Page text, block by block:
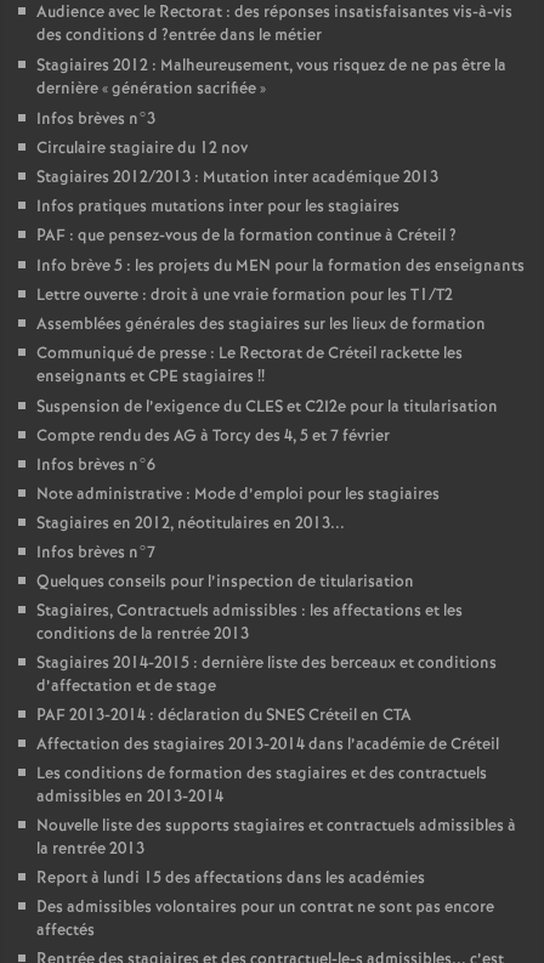
Audience avec le Rectorat : des réponses insatisfaisantes vis-à-vis
des conditions d ?entrée dans le métier
Stagiaires 2012 : Malheureusement, vous risquez de ne pas être la
dernière «génération sacrifiée»
Infos brèves n°3
Circulaire stagiaire du 12 nov
Stagiaires 2012/2013 : Mutation inter académique 2013
Infos pratiques mutations inter pour les stagiaires
PAF : que pensez-vous de la formation continue à Créteil?
Info brève 5 : les projets du MEN pour la formation des enseignants
Lettre ouverte : droit à une vraie formation pour les T1/T2
Assemblées générales des stagiaires sur les lieux de formation
Communiqué de presse : Le Rectorat de Créteil rackette les
enseignants etCPE stagiaires !!
Suspension de l’exigence duCLESet C2I2e pour la titularisation
Compte rendu des AG à Torcy des 4, 5 et 7 février
Infos brèves n°6
Note administrative : Mode d’emploi pour les stagiaires
Stagiaires en 2012, néotitulaires en 2013...
Infos brèves n°7
Quelques conseils pour l’inspection de titularisation
Stagiaires, Contractuels admissibles : les affectations et les
conditions de la rentrée 2013
Stagiaires 2014-2015 : dernière liste des berceaux et conditions
d’affectation et de stage
PAF2013-2014 : déclaration duSNESCréteil en CTA
Affectation des stagiaires 2013-2014 dans l’académie de Créteil
Les conditions de formation des stagiaires et des contractuels
admissibles en 2013-2014
Nouvelle liste des supports stagiaires et contractuels admissibles à
la rentrée 2013
Report à lundi 15 des affectations dans les académies
Des admissibles volontaires pour un contrat ne sont pas encore
affectés